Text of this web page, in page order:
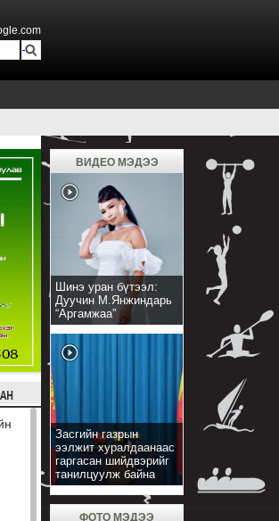
ВИДЕО МЭДЭЭ
Шинэ уран бүтээл:
Дуучин М.Янжиндарь
“Аргамжаа”
Засгийн газрын
ээлжит хуралдаанаас
гаргасан шийдвэрийг
танилцуулж байна
ФОТО МЭДЭЭ